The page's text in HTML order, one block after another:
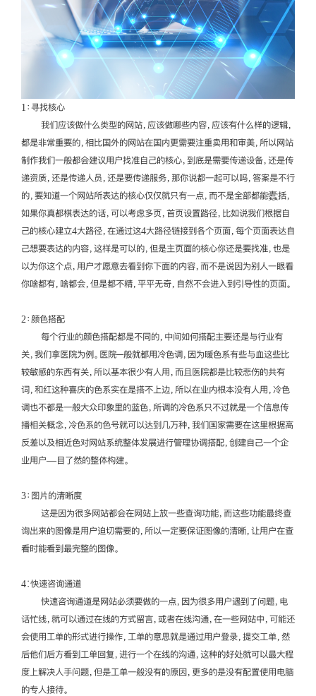
1：寻找核心
我们应该做什么类型的网站，应该做哪些内容，应该有什么样的逻辑，
都是非常重要的，相比国外的网站在国内更需要注重卖用和审美，所以网站
制作我们一般都会建议用户找准自己的核心，到底是需要传递设备，还是传
递资质，还是传递人员，还是要传递服务，那你说都一起可以吗，答案是不行
的，要知道一个网站所表达的核心仅仅就只有一点，而不是全部都能蠹括，
如果你真都棋表达的话，可以考虑多页，首页设置路径，比如说我们根据自
己的核心建立4大路径，在通过这4大路径链接到各个页面，每个页面表达自
己想要表达的内容，这样是可以的，但是主页面的核心你还是要找准，也是
以为你这个点，用户才愿意去看到你下面的内容，而不是说因为别人一眼看
你啥都有，啥都会，但是都不精，平平无奇，自然不会进入到引导性的页面。
2：颜色搭配
每个行业的颜色搭配都是不同的，中间如何搭配主要还是与行业有
关，我们拿医院为例。医院─般就都用冷色调，因为暖色系有些与血这些比
较敏感的东西有关，所以基本很少有人用，而且医院都是比较悲伤的共有
词，和红这种喜庆的色系实在是搭不上边，所以在业内根本没有人用，冷色
调也不都是一般大众印象里的蓝色，所调的冷色系只不过就是一个信息传
播相关概念，冷色系的色号就可以达到几万种，我们国家需要在这里根据高
反差以及相近色对网站系统整体发展进行管理协调搭配，创建自己一个企
业用户—目了然的整体构建。
3：图片的清晰度
这是因为很多网站都会在网站上放一些查询功能，而这些功能最终查
询出来的图像是用户迫切需要的，所以一定要保证图像的清晰，让用户在查
看时能看到最完整的图像。
4∶快速咨询通道
快速咨询通道是网站必须要做的一点，因为很多用户遇到了问题，电
话忙线，就可以通过在线的方式留言，或者在线沟通，在一些网站中，可能还
会使用工单的形式进行操作，工单的意思就是通过用户登录，提交工单，然
后他们后方看到工单回复，进行一个在线的沟通，这种的好处就可以最大程
度上解决人手问题，但是工单一般没有的原因，更多的是没有配置使用电脑
的专人接待。